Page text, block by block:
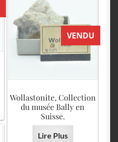
VENDU
Wollastonite, Collection
du musée Bally en
Suisse.
Lire Plus